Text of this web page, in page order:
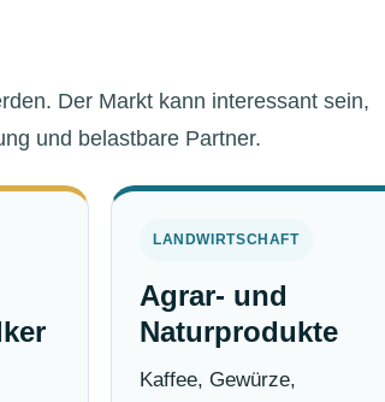
Der Markt kann interessant sein,
und belastbare Partner.
LANDWIRTSCHAFT
Agrar- und
Naturprodukte
Kaffee, Gewürze,